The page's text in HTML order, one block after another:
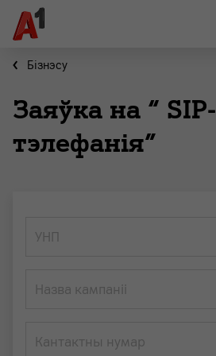
Бiзнэсу
Заяўка на “ SIP-
тэлефанія”
УНП
Назва кампаніі
Кантактны нумар